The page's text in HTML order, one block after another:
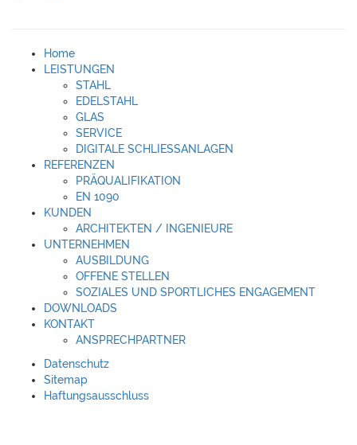
Home
LEISTUNGEN
STAHL
EDELSTAHL
GLAS
SERVICE
DIGITALE SCHLIESSANLAGEN
REFERENZEN
PRÄQUALIFIKATION
EN 1090
KUNDEN
ARCHITEKTEN / INGENIEURE
UNTERNEHMEN
AUSBILDUNG
OFFENE STELLEN
SOZIALES UND SPORTLICHES ENGAGEMENT
DOWNLOADS
KONTAKT
ANSPRECHPARTNER
Datenschutz
Sitemap
Haftungsausschluss